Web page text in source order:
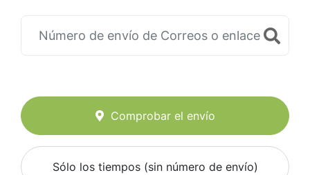
Comprobar el envío
Sólo los tiempos (sin número de envío)